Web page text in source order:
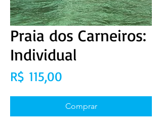
Praia dos Carneiros:
Individual
R$ 115,00
Comprar